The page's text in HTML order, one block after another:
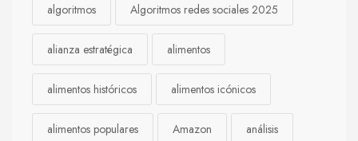
algoritmos Algoritmos redes sociales 2025
alianza estratégica alimentos
alimentos históricos alimentos icónicos
alimentos populares Amazon análisis